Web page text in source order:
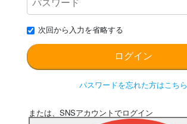
次回から入力を省略する
パスワードを忘れた方はこちら
または、SNSアカウントでログイン